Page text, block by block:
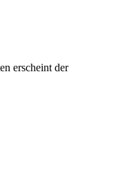
erscheint der